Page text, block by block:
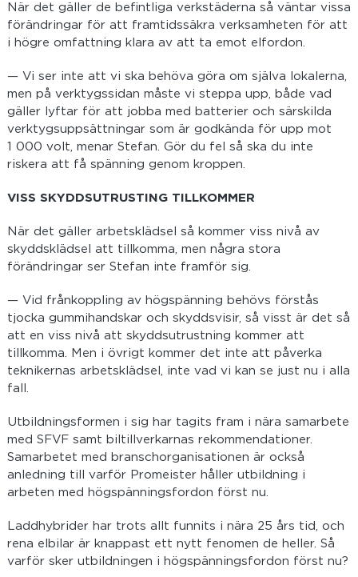
När det gäller de befintliga verkstäderna så väntar vissa
förändringar för att framtidssäkra verksamheten för att
i högre omfattning klara av att ta emot elfordon.
— Vi ser inte att vi ska behöva göra om själva lokalerna,
men på verktygssidan måste vi steppa upp, både vad
gäller lyftar för att jobba med batterier och särskilda
verktygsuppsättningar som är godkända för upp mot
1 000 volt, menar Stefan. Gör du fel så ska du inte
riskera att få spänning genom kroppen.
VISS SKYDDSUTRUSTING TILLKOMMER
När det gäller arbetsklädsel så kommer viss nivå av
skyddsklädsel att tillkomma, men några stora
förändringar ser Stefan inte framför sig.
— Vid frånkoppling av högspänning behövs förstås
tjocka gummihandskar och skyddsvisir, så visst är det så
att en viss nivå att skyddsutrustning kommer att
tillkomma. Men i övrigt kommer det inte att påverka
teknikernas arbetsklädsel, inte vad vi kan se just nu i alla
fall.
Utbildningsformen i sig har tagits fram i nära samarbete
med SFVF samt biltillverkarnas rekommendationer.
Samarbetet med branschorganisationen är också
anledning till varför Promeister håller utbildning i
arbeten med högspänningsfordon först nu.
Laddhybrider har trots allt funnits i nära 25 års tid, och
rena elbilar är knappast ett nytt fenomen de heller. Så
varför sker utbildningen i högspänningsfordon först nu?